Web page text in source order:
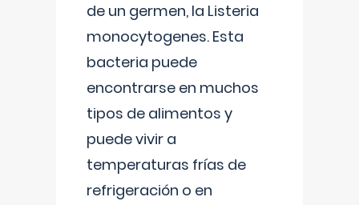
de un germen, la Listeria
monocytogenes. Esta
bacteria puede
encontrarse en muchos
tipos de alimentos y
puede vivir a
temperaturas frías de
refrigeración o en